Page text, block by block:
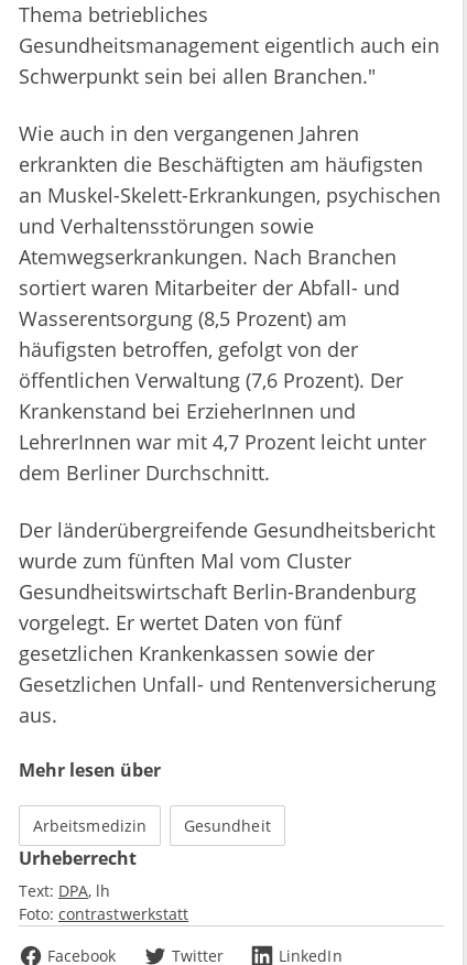
Thema betriebliches
Gesundheitsmanagement eigentlich auch ein
Schwerpunkt sein bei allen Branchen."
Wie auch in den vergangenen Jahren
erkrankten die Beschäftigten am häufigsten
an Muskel-Skelett-Erkrankungen, psychischen
und Verhaltensstörungen sowie
Atemwegserkrankungen. Nach Branchen
sortiert waren Mitarbeiter der Abfall- und
Wasserentsorgung (8,5 Prozent) am
häufigsten betroffen, gefolgt von der
öffentlichen Verwaltung (7,6 Prozent). Der
Krankenstand bei ErzieherInnen und
LehrerInnen war mit 4,7 Prozent leicht unter
dem Berliner Durchschnitt.
Der länderübergreifende Gesundheitsbericht
wurde zum fünften Mal vom Cluster
Gesundheitswirtschaft Berlin-Brandenburg
vorgelegt. Er wertet Daten von fünf
gesetzlichen Krankenkassen sowie der
Gesetzlichen Unfall- und Rentenversicherung
aus.
Mehr lesen über
Arbeitsmedizin Gesundheit
Urheberrecht
Text: DPA lh
Foto: contrastwerkstatt
Facebook
Twitter LinkedIn